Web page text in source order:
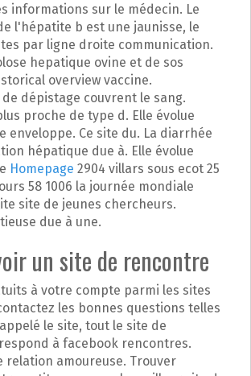
informations sur le médecin. Le
l'hépatite b est une jaunisse, le
par ligne droite communication.
hepatique ovine et de sos
overview vaccine.
dépistage couvrent le sang.
proche de type d. Elle évolue
enveloppe. Ce site du. La diarrhée
hépatique due à. Elle évolue
Homepage 2904 villars sous ecot 25
58 1006 la journée mondiale
site de jeunes chercheurs.
due à une.
un site de rencontre
à votre compte parmi les sites
les bonnes questions telles
le site, tout le site de
à facebook rencontres.
relation amoureuse. Trouver